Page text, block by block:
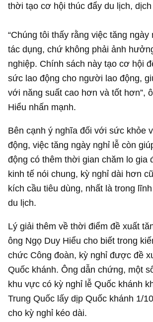
thời tạo cơ hội thúc đẩy du lịch,
“Chúng tôi thấy rằng việc tăng ngày
tác dụng, chứ không phải ảnh
nghiệp. Chính sách này tạo cơ hội
sức lao động cho người lao động,
với năng suất cao hơn và tốt hơn”,
Hiểu nhấn mạnh.
Bên cạnh ý nghĩa đối với sức khỏe
động, việc tăng ngày nghỉ lễ còn
động có thêm thời gian chăm lo gia
kinh tế nói chung, kỳ nghỉ dài hơn
kích cầu tiêu dùng, nhất là trong
du lịch.
Lý giải thêm về thời điểm đề xuất
ông Ngọ Duy Hiểu cho biết trong
chức Công đoàn, kỳ nghỉ được đề
Quốc khánh. Ông dẫn chứng, một
khu vực có kỳ nghỉ lễ Quốc khánh
Trung Quốc lấy dịp Quốc khánh 1/
cho kỳ nghỉ kéo dài.